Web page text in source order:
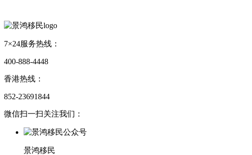
7×24服务热线：
400-888-4448
香港热线：
852-23691844
微信扫一扫关注我们：
景鸿移民